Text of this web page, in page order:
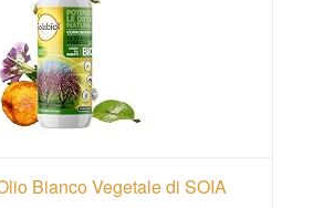
Bianco Vegetale di SOIA